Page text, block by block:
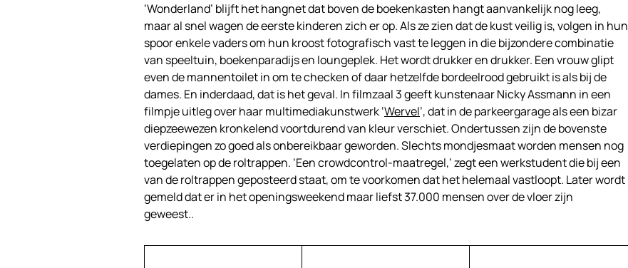
‘Wonderland’ blijft het hangnet dat boven de boekenkasten hangt aanvankelijk nog leeg,
maar al snel wagen de eerste kinderen zich er op. Als ze zien dat de kust veilig is, volgen in hun
spoor enkele vaders om hun kroost fotografisch vast te leggen in die bijzondere combinatie
van speeltuin, boekenparadijs en loungeplek. Het wordt drukker en drukker. Een vrouw glipt
even de mannentoilet in om te checken of daar hetzelfde bordeelrood gebruikt is als bij de
dames. En inderdaad, dat is het geval. In filmzaal 3 geeft kunstenaar Nicky Assmann in een
filmpje uitleg over haar multimediakunstwerk ‘Wervel’, dat in de parkeergarage als een bizar
diepzeewezen kronkelend voortdurend van kleur verschiet. Ondertussen zijn de bovenste
verdiepingen zo goed als onbereikbaar geworden. Slechts mondjesmaat worden mensen nog
toegelaten op de roltrappen. ‘Een crowdcontrol-maatregel,’ zegt een werkstudent die bij een
van de roltrappen geposteerd staat, om te voorkomen dat het helemaal vastloopt. Later wordt
gemeld dat er in het openingsweekend maar liefst 37.000 mensen over de vloer zijn
geweest..